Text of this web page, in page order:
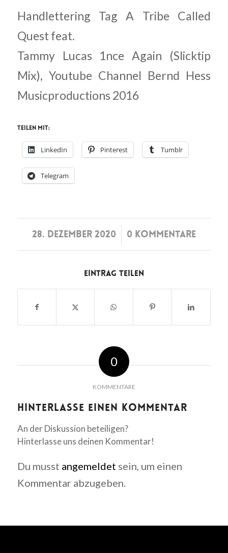
Handlettering Tag A Tribe Called
Quest feat.
Tammy Lucas 1nce Again (Slicktip
Mix), Youtube Channel Bernd Hess
Musicproductions 2016
Teilen mit:
LinkedIn Pinterest Tumblr
Telegram
28. DEZEMBER 2020
/ 0 KOMMENTARE
Eintrag teilen
0
KOMMENTARE
Hinterlasse einen Kommentar
An der Diskussion beteiligen?
Hinterlasse uns deinen Kommentar!
Du musst angemeldet sein, um einen
Kommentar abzugeben.